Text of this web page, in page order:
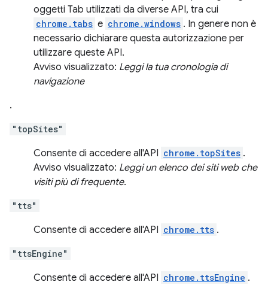
oggetti Tab utilizzati da diverse API, tra cui
chrome.tabs e chrome.windows . In genere non è
necessario dichiarare questa autorizzazione per
utilizzare queste API.
Avviso visualizzato: Leggi la tua cronologia di
navigazione
.
"topSites"
Consente di accedere all'API chrome.topSites .
Avviso visualizzato: Leggi un elenco dei siti web che
visiti più di frequente.
"tts"
Consente di accedere all'API chrome.tts .
"ttsEngine"
Consente di accedere all'API chrome.ttsEngine .